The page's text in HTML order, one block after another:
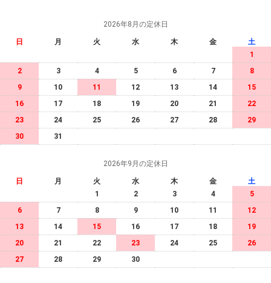
2026年8月の定休日
日 月 火 水 木 金
土
1
2
3 4 5 6 7
8
9
10 11 12 13 14
15
16
17 18 19 20 21
22
23
24 25 26 27 28
29
30
31
2026年9月の定休日
日 月 火 水 木 金
土
1
2 3 4
5
6
7 8 9 10 11
12
13
14 15 16 17 18
19
20
21 22 23 24 25
26
27
28 29 30